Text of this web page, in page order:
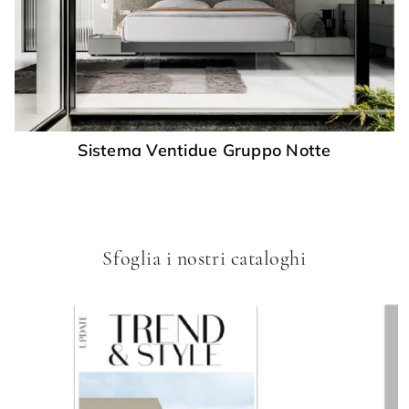
Sistema Ventidue Gruppo Notte
Sfoglia i nostri cataloghi